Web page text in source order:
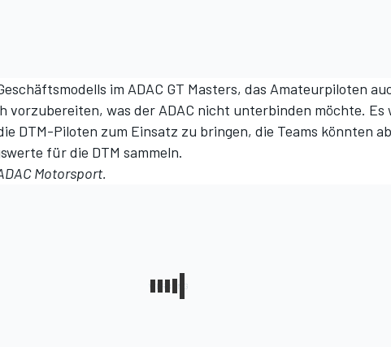
im ADAC GT Masters, das Amateurpiloten
vorzubereiten, was der ADAC nicht unterbinden möchte. Es
DTM-Piloten zum Einsatz zu bringen, die Teams könnten
für die DTM sammeln.
Motorsport.